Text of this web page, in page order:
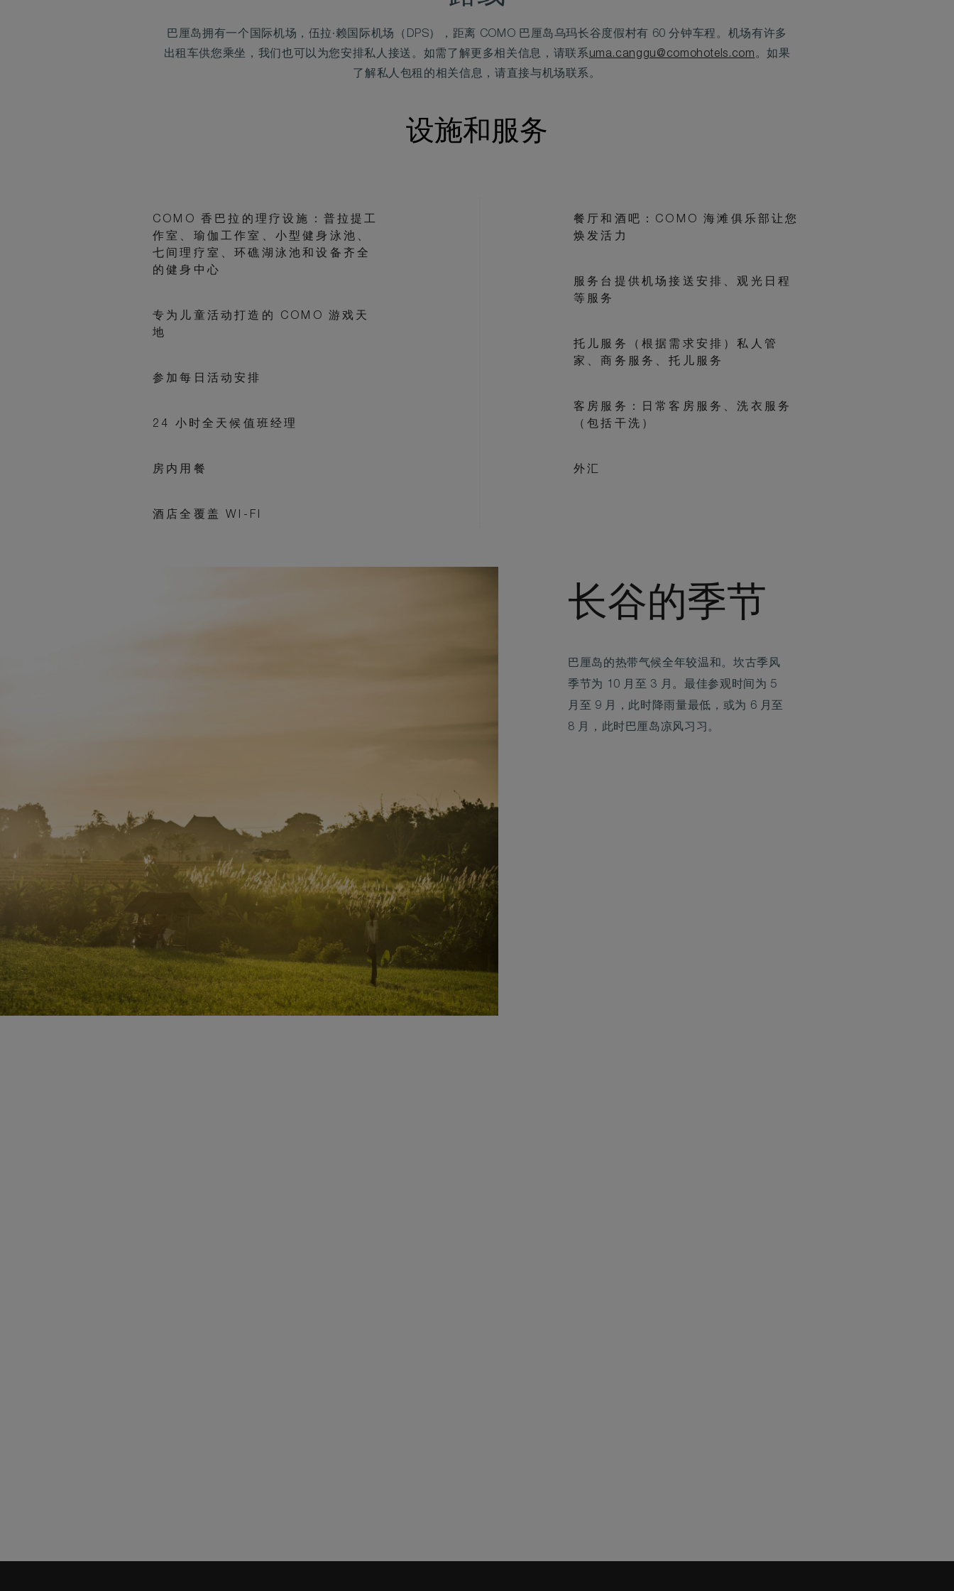
巴厘岛拥有一个国际机场，伍拉·赖国际机场（DPS），距离 COMO 巴厘岛乌玛长谷度假村有 60 分钟车程。机场有许多
出租车供您乘坐，我们也可以为您安排私人接送。如需了解更多相关信息，请联系uma.canggu@comohotels.com。如果
了解私人包租的相关信息，请直接与机场联系。
设施和服务
COMO 香巴拉的理疗设施：普拉提工
作室、瑜伽工作室、小型健身泳池、
七间理疗室、环礁湖泳池和设备齐全
的健身中心
专为儿童活动打造的 COMO 游戏天
地
参加每日活动安排
24 小时全天候值班经理
房内用餐
酒店全覆盖 WI-FI
餐厅和酒吧：COMO 海滩俱乐部让您
焕发活力
服务台提供机场接送安排、观光日程
等服务
托儿服务（根据需求安排）私人管
家、商务服务、托儿服务
客房服务：日常客房服务、洗衣服务
（包括干洗）
外汇
长谷的季节
巴厘岛的热带气候全年较温和。坎古季风
季节为 10 月至 3 月。最佳参观时间为 5
月至 9 月，此时降雨量最低，或为 6 月至
8 月，此时巴厘岛凉风习习。